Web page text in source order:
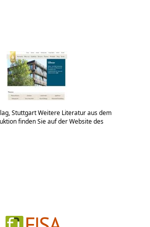
Stuttgart Weitere Literatur aus dem
finden Sie auf der Website des